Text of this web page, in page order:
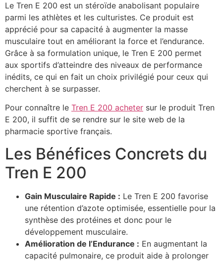
Le Tren E 200 est un stéroïde anabolisant populaire
parmi les athlètes et les culturistes. Ce produit est
apprécié pour sa capacité à augmenter la masse
musculaire tout en améliorant la force et l’endurance.
Grâce à sa formulation unique, le Tren E 200 permet
aux sportifs d’atteindre des niveaux de performance
inédits, ce qui en fait un choix privilégié pour ceux qui
cherchent à se surpasser.
Pour connaître le Tren E 200 acheter sur le produit Tren
E 200, il suffit de se rendre sur le site web de la
pharmacie sportive français.
Les Bénéfices Concrets du
Tren E 200
Gain Musculaire Rapide : Le Tren E 200 favorise
une rétention d’azote optimisée, essentielle pour la
synthèse des protéines et donc pour le
développement musculaire.
Amélioration de l’Endurance : En augmentant la
capacité pulmonaire, ce produit aide à prolonger